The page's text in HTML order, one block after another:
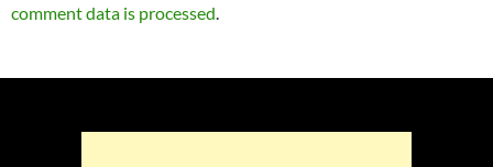
comment data is processed.